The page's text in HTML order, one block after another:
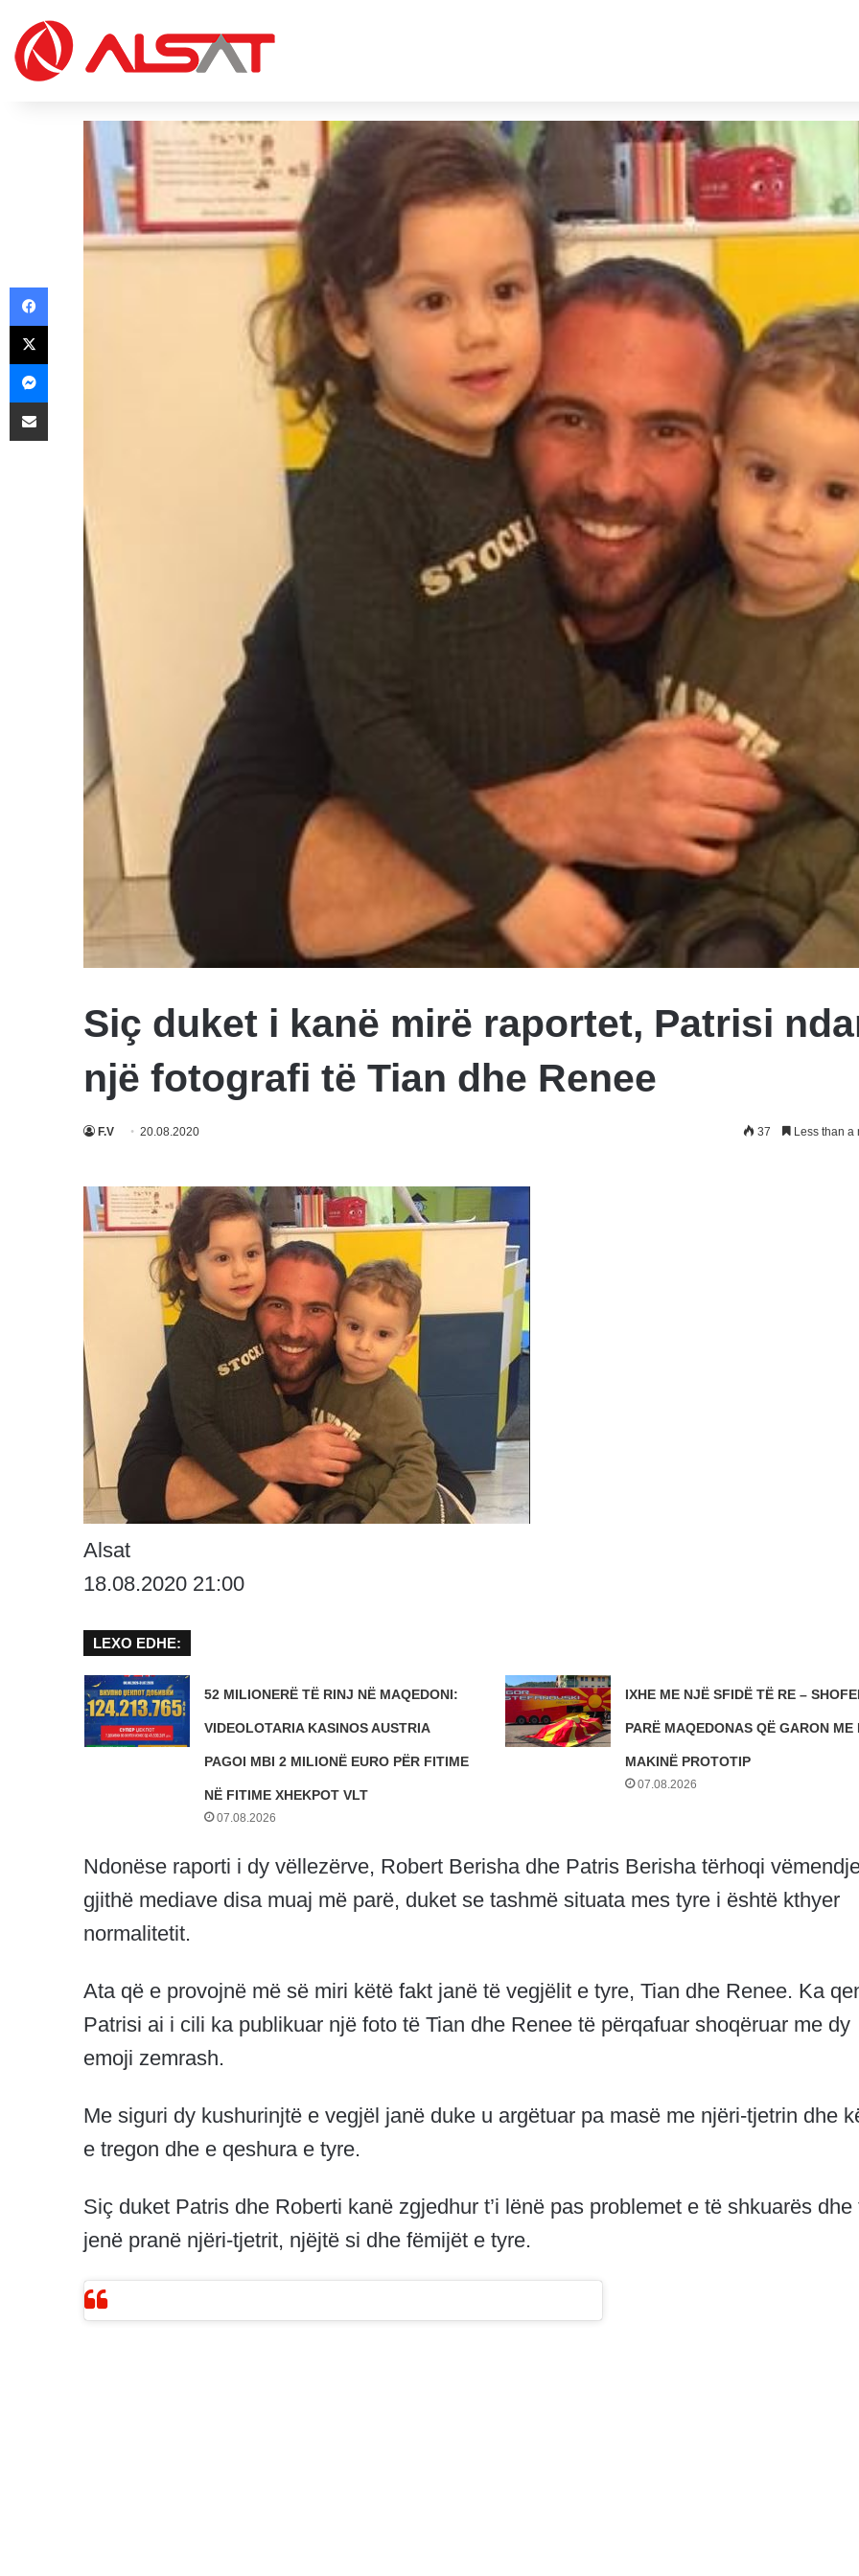
Siç duket i kanë mirë raportet, Patrisi
një fotografi të Tian dhe Renee
F.V 20.08.2020 37 Less than a
Alsat
18.08.2020 21:00
LEXO EDHE:
52 MILIONERË TË RINJ NË MAQEDONI:
VIDEOLOTARIA KASINOS AUSTRIA
PAGOI MBI 2 MILIONË EURO PËR FITIME
NË FITIME XHEKPOT VLT
07.08.2026
IXHE ME NJË SFIDË TË RE –
PARË MAQEDONAS QË GARON ME
MAKINË PROTOTIP
07.08.2026
Ndonëse raporti i dy vëllezërve, Robert Berisha dhe Patris Berisha tërhoqi
gjithë mediave disa muaj më parë, duket se tashmë situata mes tyre i është kthyer
normalitetit.
Ata që e provojnë më së miri këtë fakt janë të vegjëlit e tyre, Tian dhe Renee. Ka
Patrisi ai i cili ka publikuar një foto të Tian dhe Renee të përqafuar shoqëruar me dy
emoji zemrash.
Me siguri dy kushurinjtë e vegjël janë duke u argëtuar pa masë me njëri-tjetrin dhe
e tregon dhe e qeshura e tyre.
Siç duket Patris dhe Roberti kanë zgjedhur t’i lënë pas problemet e të shkuarës dhe
jenë pranë njëri-tjetrit, njëjtë si dhe fëmijët e tyre.
Facebook
X
Messenger
Share via Email